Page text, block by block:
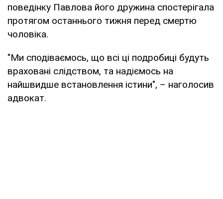
поведінку Павлова його дружина спостерігала
протягом останнього тижня перед смертю
чоловіка.
"Ми сподіваємось, що всі ці подробиці будуть
враховані слідством, та надіємось на
найшвидше встановлення істини", – наголосив
адвокат.